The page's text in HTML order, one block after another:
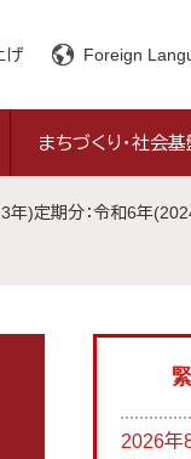
げ Foreign
まちづくり・社会基
)定期分：令和6年
2026年